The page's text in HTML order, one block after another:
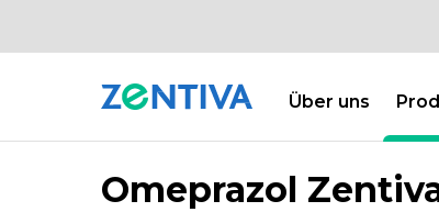
Über uns
PRODUKTE PRODUKTDATENBANK
Omeprazol